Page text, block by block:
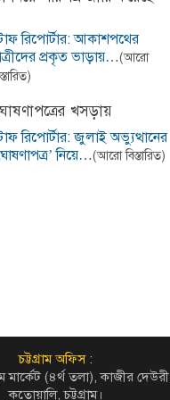
রিপোর্টার: আকাশপথের
প্রকৃত ভাড়ায়…(আরো
খসড়ায়
রিপোর্টার: জুলাই অভ্যুত্থানের
নিয়ে…(আরো বিস্তারিত)
চট্টগ্রাম অফিস :
মার্কেট (৪র্থ তলা), কাজীর দেউরী,
কতোয়ালি, চট্টগ্রাম।